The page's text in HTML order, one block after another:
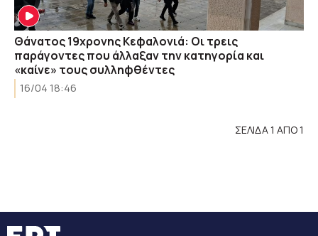
Θάνατος 19χρονης Κεφαλονιά: Οι τρεις
παράγοντες που άλλαξαν την κατηγορία και
«καίνε» τους συλληφθέντες
16/04 18:46
ΣΕΛΙΔΑ 1 ΑΠΟ 1